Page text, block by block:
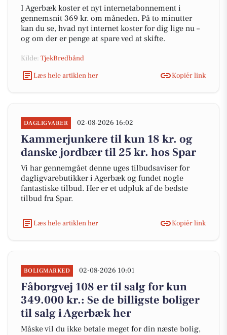
I Agerbæk koster et nyt internetabonnement i
gennemsnit 369 kr. om måneden. På to minutter
kan du se, hvad nyt internet koster for dig lige nu –
og om der er penge at spare ved at skifte.
Kilde: TjekBredbånd
Læs hele artiklen her
Kopiér link
DAGLIGVARER 02-08-2026 16:02
Kammerjunkere til kun 18 kr. og
danske jordbær til 25 kr. hos Spar
Vi har gennemgået denne uges tilbudsaviser for
dagligvarebutikker i Agerbæk og fundet nogle
fantastiske tilbud. Her er et udpluk af de bedste
tilbud fra Spar.
Læs hele artiklen her Kopiér link
BOLIGMARKED 02-08-2026 10:01
Fåborgvej 108 er til salg for kun
349.000 kr.: Se de billigste boliger
til salg i Agerbæk her
Måske vil du ikke betale meget for din næste bolig,